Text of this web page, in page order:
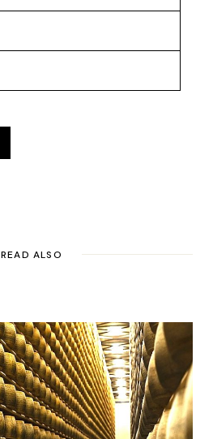
READ ALSO